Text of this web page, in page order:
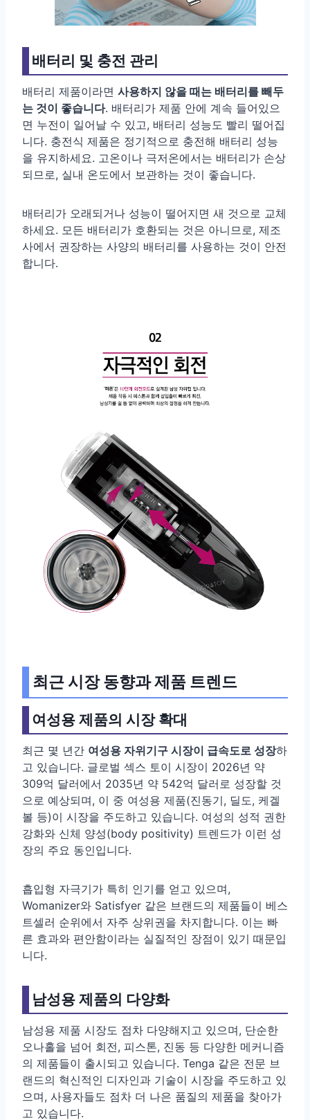
배터리 및 충전 관리
배터리 제품이라면 사용하지 않을 때는 배터리를 빼두
는 것이 좋습니다. 배터리가 제품 안에 계속 들어있으
면 누전이 일어날 수 있고, 배터리 성능도 빨리 떨어집
니다. 충전식 제품은 정기적으로 충전해 배터리 성능
을 유지하세요. 고온이나 극저온에서는 배터리가 손상
되므로, 실내 온도에서 보관하는 것이 좋습니다.
배터리가 오래되거나 성능이 떨어지면 새 것으로 교체
하세요. 모든 배터리가 호환되는 것은 아니므로, 제조
사에서 권장하는 사양의 배터리를 사용하는 것이 안전
합니다.
최근 시장 동향과 제품 트렌드
여성용 제품의 시장 확대
최근 몇 년간 여성용 자위기구 시장이 급속도로 성장하
고 있습니다. 글로벌 섹스 토이 시장이 2026년 약
309억 달러에서 2035년 약 542억 달러로 성장할 것
으로 예상되며, 이 중 여성용 제품(진동기, 딜도, 케겔
볼 등)이 시장을 주도하고 있습니다. 여성의 성적 권한
강화와 신체 양성(body positivity) 트렌드가 이런 성
장의 주요 동인입니다.
흡입형 자극기가 특히 인기를 얻고 있으며,
Womanizer와 Satisfyer 같은 브랜드의 제품들이 베스
트셀러 순위에서 자주 상위권을 차지합니다. 이는 빠
른 효과와 편안함이라는 실질적인 장점이 있기 때문입
니다.
남성용 제품의 다양화
남성용 제품 시장도 점차 다양해지고 있으며, 단순한
오나홀을 넘어 회전, 피스톤, 진동 등 다양한 메커니즘
의 제품들이 출시되고 있습니다. Tenga 같은 전문 브
랜드의 혁신적인 디자인과 기술이 시장을 주도하고 있
으며, 사용자들도 점차 더 나은 품질의 제품을 찾아가
고 있습니다.